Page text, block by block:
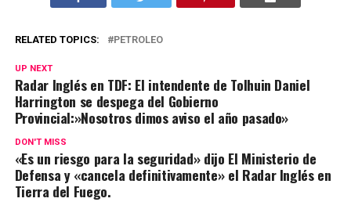
RELATED TOPICS: PETROLEO
UP NEXT
Radar Inglés en TDF: El intendente de Tolhuin Daniel
Harrington se despega del Gobierno
Provincial:»Nosotros dimos aviso el año pasado»
DON'T MISS
«Es un riesgo para la seguridad» dijo El Ministerio de
Defensa y «cancela definitivamente» el Radar Inglés en
Tierra del Fuego.